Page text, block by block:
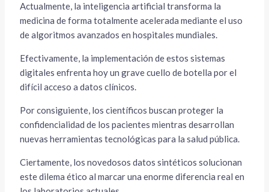
Actualmente, la inteligencia artificial transforma la
medicina de forma totalmente acelerada mediante el uso
de algoritmos avanzados en hospitales mundiales.
Efectivamente, la implementación de estos sistemas
digitales enfrenta hoy un grave cuello de botella por el
difícil acceso a datos clínicos.
Por consiguiente, los científicos buscan proteger la
confidencialidad de los pacientes mientras desarrollan
nuevas herramientas tecnológicas para la salud pública.
Ciertamente, los novedosos datos sintéticos solucionan
este dilema ético al marcar una enorme diferencia real en